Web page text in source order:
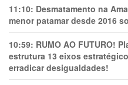
11:10: Desmatamento na
menor patamar desde 2016
10:59: RUMO AO FUTURO!
estrutura 13 eixos
erradicar desigualdades!